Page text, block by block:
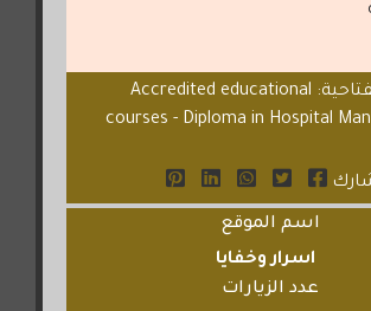
كلمات مفتاحية: Accredited educational
courses - Diploma in Hospital
اسم الموقع
اسرار وخفايا
عدد الزيارات